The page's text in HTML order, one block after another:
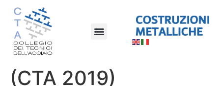
(CTA 2019)